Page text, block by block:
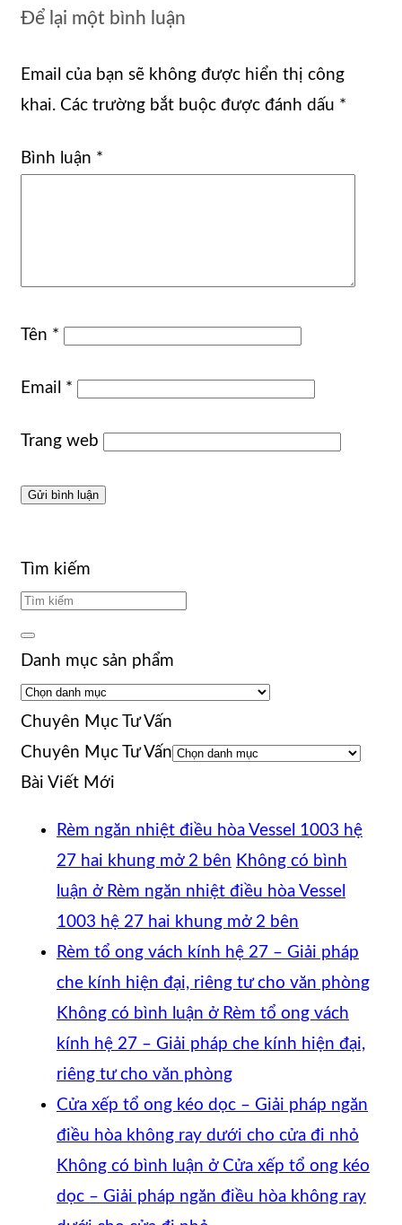
Để lại một bình luận
Email của bạn sẽ không được hiển thị công
khai. Các trường bắt buộc được đánh dấu *
Bình luận *
Tên *
Email *
Trang web
Tìm kiếm
Danh mục sản phẩm
Chuyên Mục Tư Vấn
Chuyên Mục Tư Vấn
Bài Viết Mới
Rèm ngăn nhiệt điều hòa Vessel 1003 hệ
27 hai khung mở 2 bên Không có bình
luận ở Rèm ngăn nhiệt điều hòa Vessel
1003 hệ 27 hai khung mở 2 bên
Rèm tổ ong vách kính hệ 27 – Giải pháp
che kính hiện đại, riêng tư cho văn phòng
Không có bình luận ở Rèm tổ ong vách
kính hệ 27 – Giải pháp che kính hiện đại,
riêng tư cho văn phòng
Cửa xếp tổ ong kéo dọc – Giải pháp ngăn
điều hòa không ray dưới cho cửa đi nhỏ
Không có bình luận ở Cửa xếp tổ ong kéo
dọc – Giải pháp ngăn điều hòa không ray